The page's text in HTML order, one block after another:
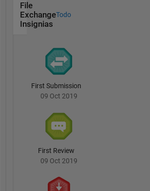
File
Exchange
Insignias
Todo
First Submission
09 Oct 2019
First Review
09 Oct 2019